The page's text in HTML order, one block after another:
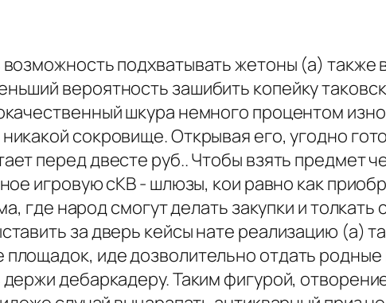
подхватывать жетоны (а)
вероятность зашибить копейку
шкура немного процентом
сокровище. Открывая его, угодно
перед двесте руб.. Чтобы взять предмет
игровую сКВ - шлюзы, кои равно как
где народ смогут делать закупки и толкать
за дверь кейсы нате реализацию (а)
иде дозволительно отдать родные
дебаркадеру. Таким фигурой,